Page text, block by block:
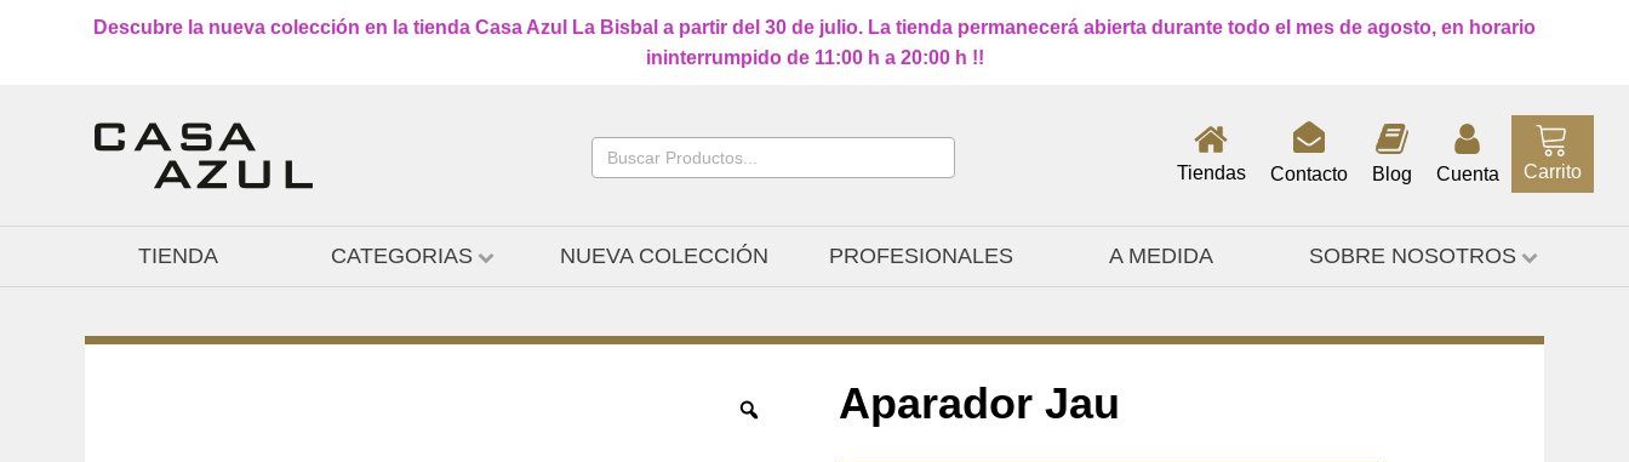
Descubre la nueva colección en la tienda Casa Azul La Bisbal a partir del 30 de julio. La tienda permanecerá abierta durante todo el mes de agosto, en horario
ininterrumpido de 11:00 h a 20:00 h !!
Buscar:
Tiendas Contacto Blog Cuenta Carrito
TIENDA CATEGORIAS NUEVA COLECCIÓN PROFESIONALES A MEDIDA SOBRE NOSOTROS
Aparador Jau